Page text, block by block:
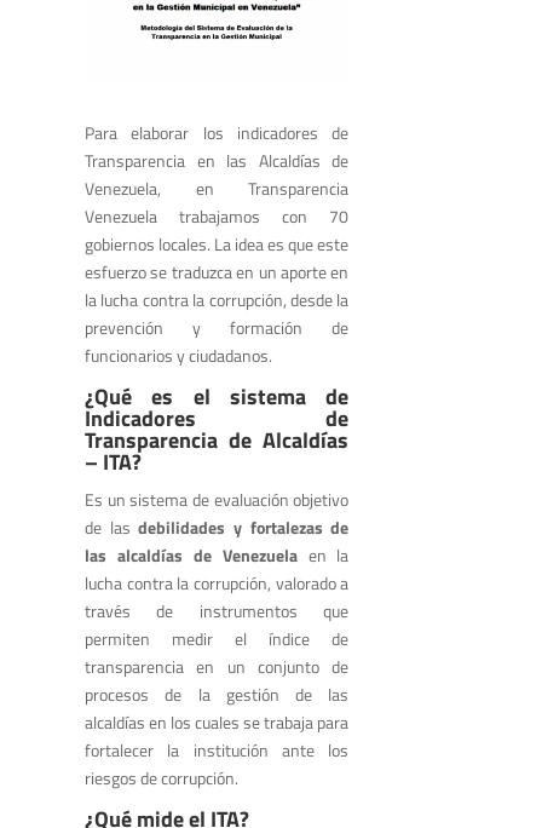
Para elaborar los indicadores de
Transparencia en las Alcaldías de
Venezuela, en Transparencia
Venezuela trabajamos con 70
gobiernos locales. La idea es que este
esfuerzo se traduzca en un aporte en
la lucha contra la corrupción, desde la
prevención y formación de
funcionarios y ciudadanos.
¿Qué es el sistema de
Indicadores de
Transparencia de Alcaldías
– ITA?
Es un sistema de evaluación objetivo
de lasdebilidades y fortalezas de
las alcaldías de Venezuelaen la
lucha contra la corrupción, valorado a
través de instrumentos que
permiten medir el índice de
transparencia en un conjunto de
procesos de la gestión de las
alcaldías en los cuales se trabaja para
fortalecer la institución ante los
riesgos de corrupción.
¿Qué mide el ITA?